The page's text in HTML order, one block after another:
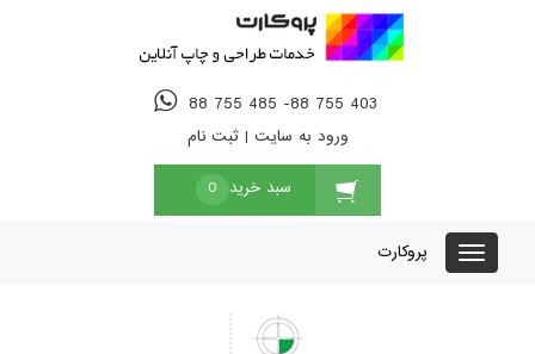
88 755 485 -88 755 403
ورود به سایت |ثبت نام
سبد خرید 0
پروکارت